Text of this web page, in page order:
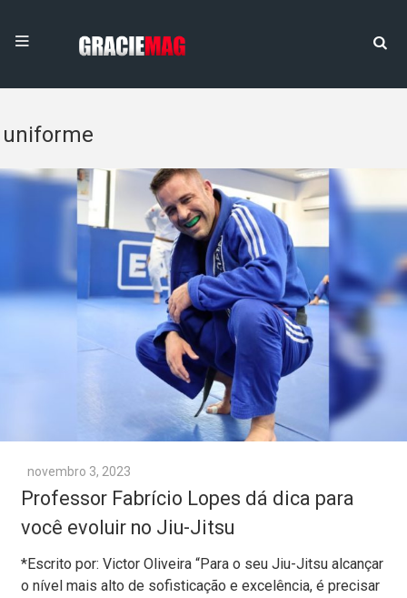
uniforme
novembro 3, 2023
Professor Fabrício Lopes dá dica para
você evoluir no Jiu-Jitsu
*Escrito por: Victor Oliveira “Para o seu Jiu-Jitsu alcançar
o nível mais alto de sofisticação e excelência, é precisar